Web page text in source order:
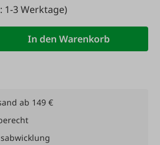
1-3 Werktage)
Gib den gewünschten
In den Warenkorb
ab 149 €